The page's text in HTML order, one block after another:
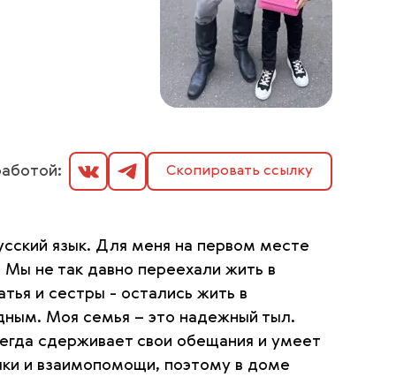
Скопировать ссылку
язык. Для меня на первом месте
не так давно переехали жить в
и сестры - остались жить в
Моя семья – это надежный тыл.
сдерживает свои обещания и умеет
и взаимопомощи, поэтому в доме